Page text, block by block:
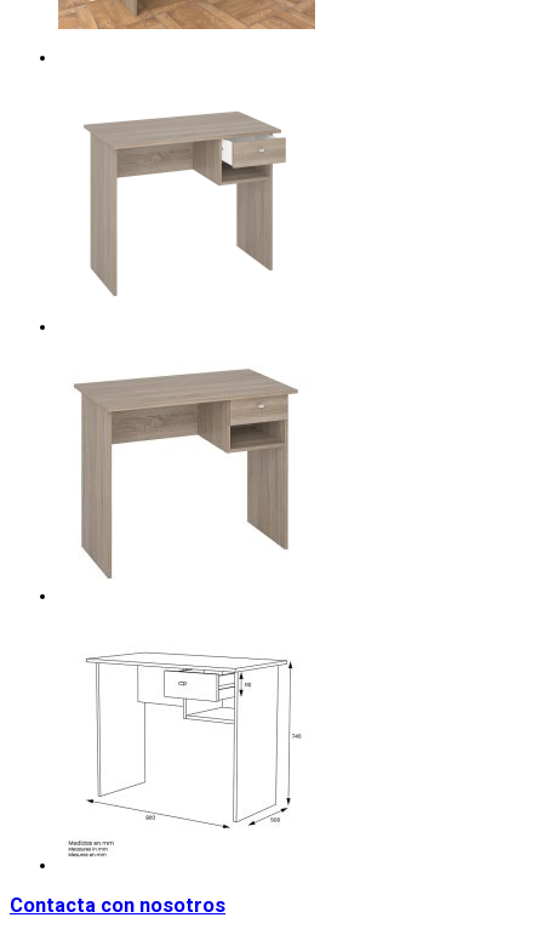
Contacta con nosotros